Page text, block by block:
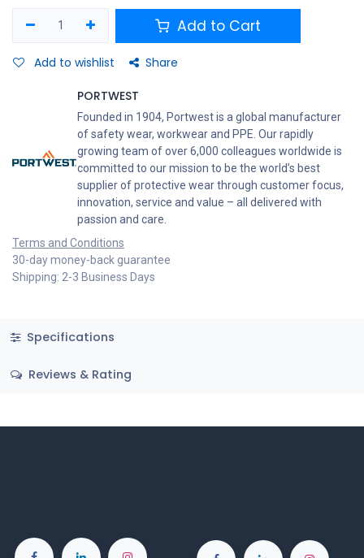
Add to Cart
Add to wishlist Share
PORTWEST
Founded in 1904, Portwest is a global manufacturer
of safety wear, workwear and PPE. Our rapidly
growing team of over 6,000 colleagues worldwide is
committed to our mission to be the world’s best
supplier of protective wear through customer focus,
innovation, service and value – all delivered with
passion and care.
Terms and Conditions
30-day money-back guarantee
Shipping: 2-3 Business Days
Specifications
Reviews & Rating